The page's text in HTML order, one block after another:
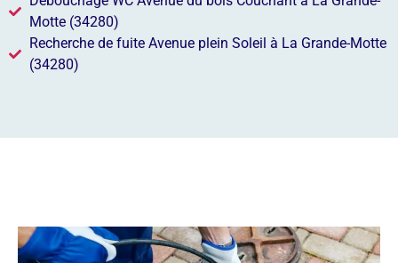
Motte (34280)
Recherche de fuite Avenue plein Soleil à La Grande-Motte
(34280)